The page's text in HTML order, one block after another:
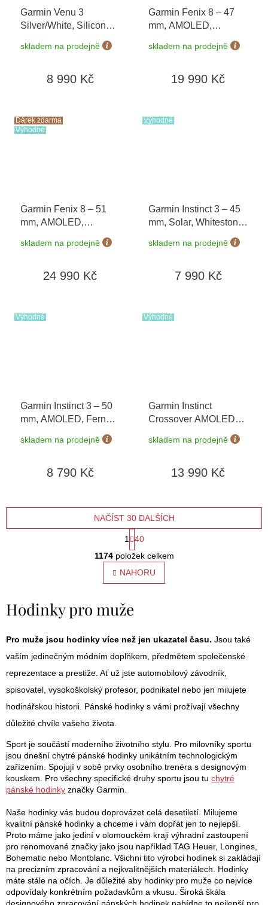
Garmin Venu 3
Silver/White, Silicone
skladem na prodejně
8 990 Kč
Garmin Fenix 8 – 47
mm, AMOLED,
Sapphire, Titanium s
Orange/Graphite 010-
skladem na prodejně
19 990 Kč
Dárek zdarma
Výhodné
Garmin Fenix 8 – 51
mm, AMOLED,
Sapphire, Carbon grey
DLC s Chestnut 010-
řemínek + dárkový
Voucher
skladem na prodejně
24 990 Kč
Výhodné
Garmin Instinct 3 – 45
mm, Solar, Whitestone
/ Bolt Blue 010-02934-
03
skladem na prodejně
7 990 Kč
Výhodné
Garmin Instinct 3 – 50
mm, AMOLED, Fern
Green 010-03020-02
skladem na prodejně
8 790 Kč
Výhodné
Garmin Instinct
Crossover AMOLED
Charcoal 010-03398-
00
skladem na prodejně
13 990 Kč
O
v
l
á
a
c
p
r
v
k
y
v
ý
s
u
NAČÍST 30 DALŠÍCH
S
t
r
n
k
o
v
á
n
1
40
1174položek celkem
NAHORU
Hodinky pro muže
Pro muže jsou hodinky více než jen ukazatel času. Jsou také
vaším jedinečným módním doplňkem, předmětem společenské
reprezentace a prestiže. Ať už jste automobilový závodník,
spisovatel, vysokoškolský profesor, podnikatel nebo jen milujete
hodinářskou historii. Pánské hodinky s vámi prožívají všechny
důležité chvíle vašeho života.
Sport je součástí moderního životního stylu. Pro milovníky sportu
jsou dnešní chytré pánské hodinky unikátním technologickým
zařízením. Spojují v sobě prvky osobního trenéra s designovým
kouskem. Pro všechny specifické druhy sportu jsou tu chytré
pánské hodinky značky Garmin.
Naše hodinky vás budou doprovázet celá desetiletí. Milujeme
kvalitní pánské hodinky a chceme i vám dopřát jen to nejlepší.
Proto máme jako jediní v olomouckém kraji výhradní zastoupení
pro renomované značky jako jsou například TAG Heuer, Longines,
Bohematic nebo Montblanc. Všichni tito výrobci hodinek si zakládají
na precizním zpracování a nejkvalitnějších materiálech. Hodinky
máte stále na očích. Je důležité aby hodinky pro muže co nejvíce
odpovídaly konkrétním požadavkům a vkusu. Široká škála